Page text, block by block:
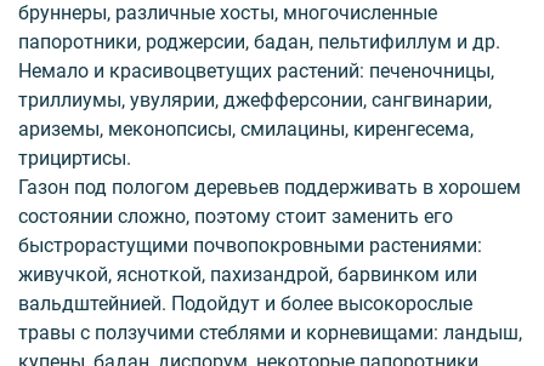
бруннеры, различные хосты, многочисленные
папоротники, роджерсии, бадан, пельтифиллум и др.
Немало и красивоцветущих растений: печеночницы,
триллиумы, увулярии, джефферсонии, сангвинарии,
ариземы, меконопсисы, смилацины, киренгесема,
трициртисы.
Газон под пологом деревьев поддерживать в хорошем
состоянии сложно, поэтому стоит заменить его
быстрорастущими почвопокровными растениями:
живучкой, ясноткой, пахизандрой, барвинком или
вальдштейнией. Подойдут и более высокорослые
травы с ползучими стеблями и корневищами: ландыш,